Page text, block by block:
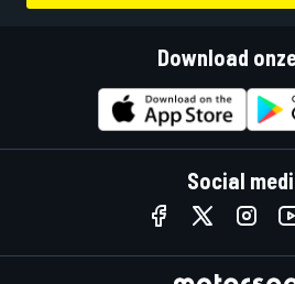
Download
Social